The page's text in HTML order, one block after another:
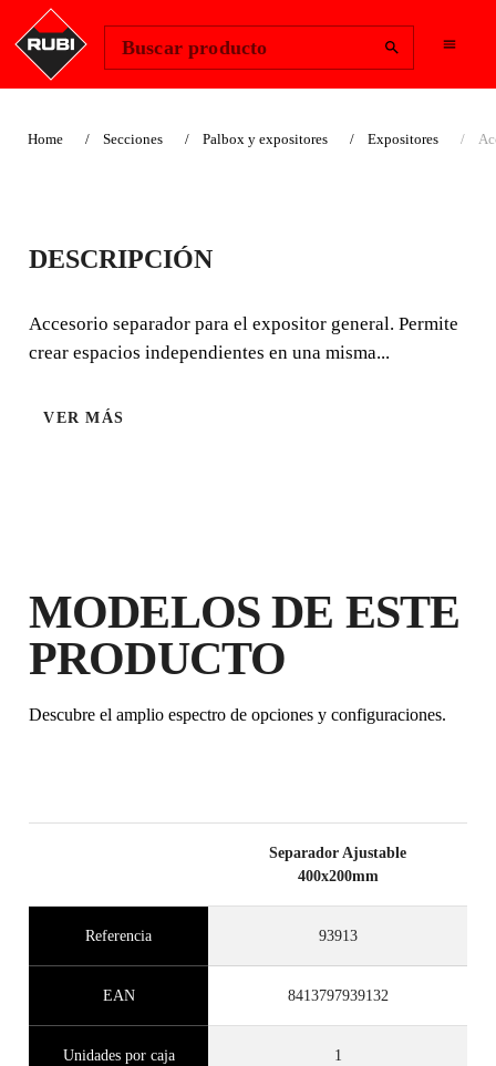
Buscar producto
Home Secciones Palbox y expositores Expositores
ACCESORIO
SEPARADOR
AJUSTABLE
DESCRIPCIÓN
Accesorio separador para el expositor general. Permite
crear espacios independientes en una misma...
VER MÁS
MODELOS DE ESTE
PRODUCTO
Descubre el amplio espectro de opciones y configuraciones.
Separador Ajustable
400x200mm
Referencia 93913
EAN 8413797939132
Unidades por caja 1